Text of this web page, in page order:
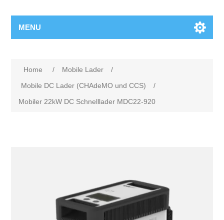
MENU
Home / Mobile Lader
/
Mobile DC Lader (CHAdeMO und CCS)
/
Mobiler 22kW DC Schnelllader MDC22-920